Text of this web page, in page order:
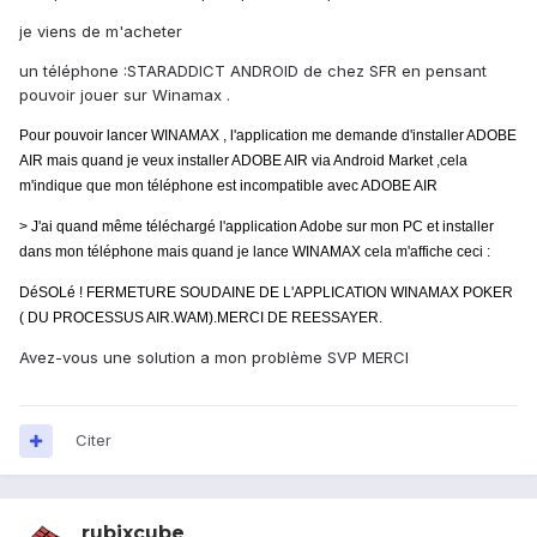
je viens de m'acheter
un téléphone :STARADDICT ANDROID de chez SFR en pensant
pouvoir jouer sur Winamax .
Pour pouvoir lancer WINAMAX , l'application me demande d'installer ADOBE
AIR mais quand je veux installer ADOBE AIR via Android Market ,cela
m'indique que mon téléphone est incompatible avec ADOBE AIR
> J'ai quand même téléchargé l'application Adobe sur mon PC et installer
dans mon téléphone mais quand je lance WINAMAX cela m'affiche ceci :
DéSOLé ! FERMETURE SOUDAINE DE L'APPLICATION WINAMAX POKER
( DU PROCESSUS AIR.WAM).MERCI DE REESSAYER.
Avez-vous une solution a mon problème SVP MERCI
Citer